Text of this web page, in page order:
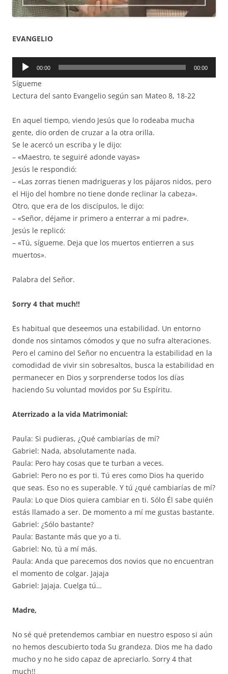
EVANGELIO
Reproductor
audio
00:00 00:00
Sígueme
Lectura del santo Evangelio según san Mateo 8, 18-22
En aquel tiempo, viendo Jesús que lo rodeaba mucha
gente, dio orden de cruzar a la otra orilla.
Se le acercó un escriba y le dijo:
– «Maestro, te seguiré adonde vayas»
Jesús le respondió:
– «Las zorras tienen madrigueras y los pájaros nidos, pero
el Hijo del hombre no tiene donde reclinar la cabeza».
Otro, que era de los discípulos, le dijo:
– «Señor, déjame ir primero a enterrar a mi padre».
Jesús le replicó:
– «Tú, sígueme. Deja que los muertos entierren a sus
muertos».
Palabra del Señor.
Sorry 4 that much!!
Es habitual que deseemos una estabilidad. Un entorno
donde nos sintamos cómodos y que no sufra alteraciones.
Pero el camino del Señor no encuentra la estabilidad en la
comodidad de vivir sin sobresaltos, busca la estabilidad en
permanecer en Dios y sorprenderse todos los días
haciendo Su voluntad movidos por Su Espíritu.
Aterrizado a la vida Matrimonial:
Paula: Si pudieras, ¿Qué cambiarías de mí?
Gabriel: Nada, absolutamente nada.
Paula: Pero hay cosas que te turban a veces.
Gabriel: Pero no es por ti. Tú eres como Dios ha querido
que seas. Eso no es superable. Y tú ¿qué cambiarías de mí?
Paula: Lo que Dios quiera cambiar en ti. Sólo Él sabe quién
estás llamado a ser. De momento a mí me gustas bastante.
Gabriel: ¿Sólo bastante?
Paula: Bastante más que yo a ti.
Gabriel: No, tú a mí más.
Paula: Anda que parecemos dos novios que no encuentran
el momento de colgar. Jajaja
Gabriel: Jajaja. Cuelga tú…
Madre,
No sé qué pretendemos cambiar en nuestro esposo si aún
no hemos descubierto toda Su grandeza. Dios me ha dado
mucho y no he sido capaz de apreciarlo. Sorry 4 that
much!!